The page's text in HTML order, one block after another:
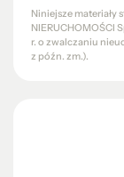
Niniejsze materiały
NIERUCHOMOŚCI
r. o zwalczaniu
z późn. zm.).